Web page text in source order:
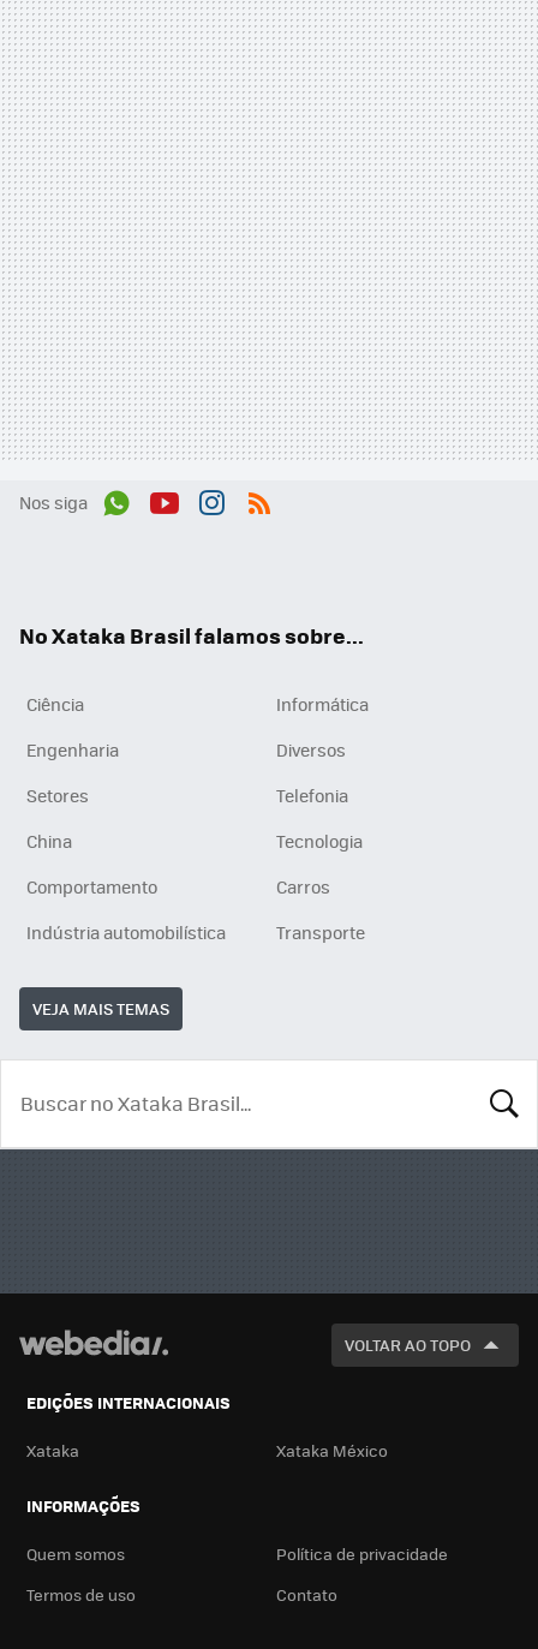
Nos siga
No Xataka Brasil falamos sobre...
Ciência
Informática
Engenharia
Diversos
Setores
Telefonia
China
Tecnologia
Comportamento
Carros
Indústria automobilística
Transporte
VEJA MAIS TEMAS
VOLTAR AO TOPO
EDIÇÕES INTERNACIONAIS
Xataka Xataka México
INFORMAÇÕES
Quem somos
Política de privacidade
Termos de uso
Contato